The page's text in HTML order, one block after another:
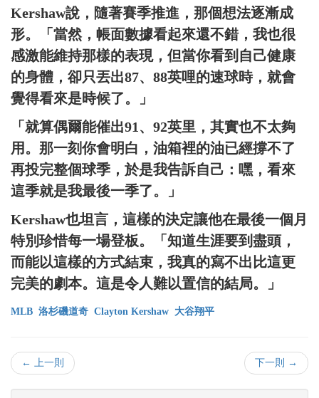
Kershaw說，隨著賽季推進，那個想法逐漸成
形。「當然，帳面數據看起來還不錯，我也很
感激能維持那樣的表現，但當你看到自己健康
的身體，卻只丟出87、88英哩的速球時，就會
覺得看來是時候了。」
「就算偶爾能催出91、92英里，其實也不太夠
用。那一刻你會明白，油箱裡的油已經撐不了
再投完整個球季，於是我告訴自己：嘿，看來
這季就是我最後一季了。」
Kershaw也坦言，這樣的決定讓他在最後一個月
特別珍惜每一場登板。「知道生涯要到盡頭，
而能以這樣的方式結束，我真的寫不出比這更
完美的劇本。這是令人難以置信的結局。」
MLB 洛杉磯道奇 Clayton Kershaw 大谷翔平
← 上一則 下一則 →